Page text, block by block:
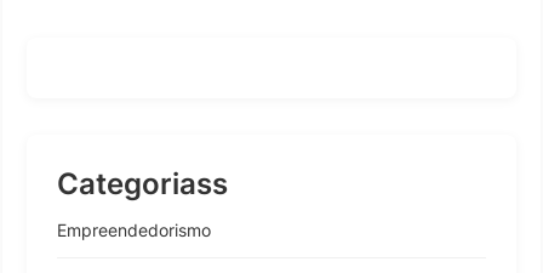
Categoriass
Empreendedorismo